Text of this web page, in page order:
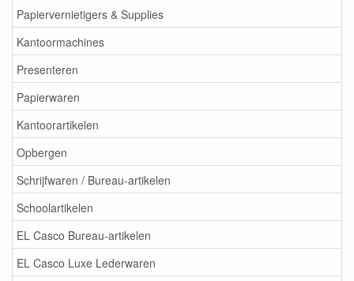
Papiervernietigers & Supplies
Kantoormachines
Presenteren
Papierwaren
Kantoorartikelen
Opbergen
Schrijfwaren / Bureau-artikelen
Schoolartikelen
EL Casco Bureau-artikelen
EL Casco Luxe Lederwaren